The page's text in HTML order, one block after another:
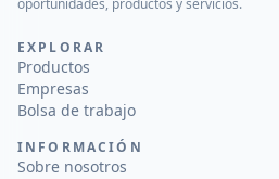
oportunidades, productos y servicios.
EXPLORAR
Productos
Empresas
Bolsa de trabajo
INFORMACIÓN
Sobre nosotros